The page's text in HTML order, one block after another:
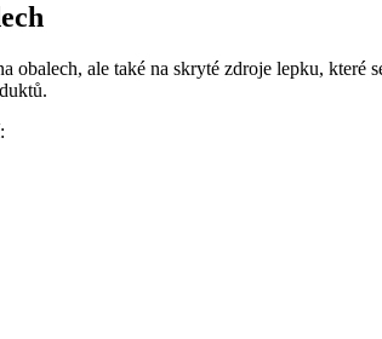
obalech, ale také na skryté zdroje lepku,